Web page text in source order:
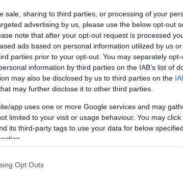
sale, sharing to third parties, or processing of your
advertising by us, please use the below opt-out
note that after your opt-out request is processed
ads based on personal information utilized by us
parties prior to your opt-out. You may separately
information by third parties on the IAB’s list of
may also be disclosed by us to third parties on the
may further disclose it to other third parties.
app uses one or more Google services and may
limited to your visit or usage behaviour. You may
its third-party tags to use your data for below
Opt Outs
fenyegetnek és gyors cselekvésre
miközben árulkodó jelekkel leplezik
- írta a Telex A csalók a Meta Business
küldenek üzeneteket,
arr...
– krízishelyzet